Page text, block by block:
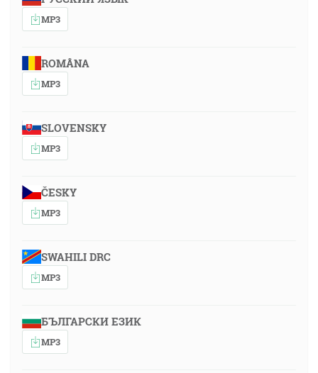
MP3
ROMÂNA
MP3
SLOVENSKY
MP3
ČESKY
MP3
SWAHILI DRC
MP3
БЪЛГАРСКИ ЕЗИК
MP3